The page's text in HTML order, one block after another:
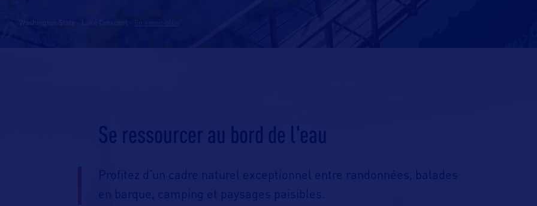
Washington State - Lake Crescent
Se ressourcer au bord de l'eau
Profitez d’un cadre naturel exceptionnel entre randonnées, balades
en barque, camping et paysages paisibles.